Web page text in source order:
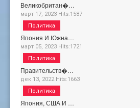
Великобритан�…
март 17, 2023 Hits:1587
Япония И Южна…
март 05, 2023 Hits:1721
Политика
Правительств�…
дек 13, 2022 Hits:1663
Политика
Япония, США И …
Политика